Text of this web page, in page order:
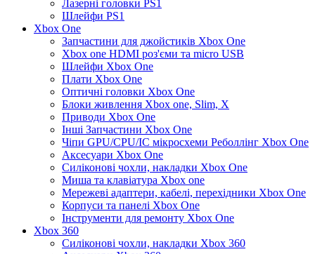
Лазерні головки PS1
Шлейфи PS1
Xbox One
Запчастини для джойстиків Xbox One
Xbox one HDMI роз'єми та micro USB
Шлейфи Xbox One
Плати Xbox One
Оптичні головки Xbox One
Блоки живлення Xbox one, Slim, X
Приводи Xbox One
Інші Запчастини Xbox One
Чіпи GPU/CPU/IC мікросхеми Реболлінг Xbox One
Аксесуари Xbox One
Силіконові чохли, накладки Xbox One
Миша та клавіатура Xbox one
Мережеві адаптери, кабелі, перехідники Xbox One
Корпуси та панелі Xbox One
Інструменти для ремонту Xbox One
Xbox 360
Силіконові чохли, накладки Xbox 360